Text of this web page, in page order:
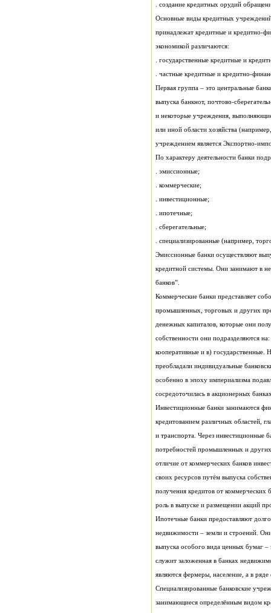
. создание кредитных орудий
экономикой различаются:
. государственные кредитные и
. частные кредитные и кредитно-
учреждением является Экспортно-
По характеру деятельности банки
. эмиссионные;
. коммерческие;
. инвестиционные;
. ипотечные;
. сберегательные;
. специализированные (например,
банков”.
сосредоточилась в акционерных
роль в выпуске и размещении акций
являются фермеры, население, а в